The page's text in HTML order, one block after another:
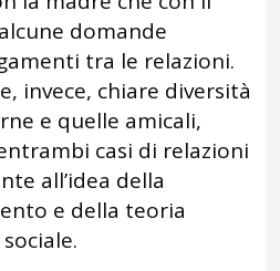
domande
tra le relazioni.
invece, chiare diversità
e quelle amicali,
casi di relazioni
all’idea della
e della teoria